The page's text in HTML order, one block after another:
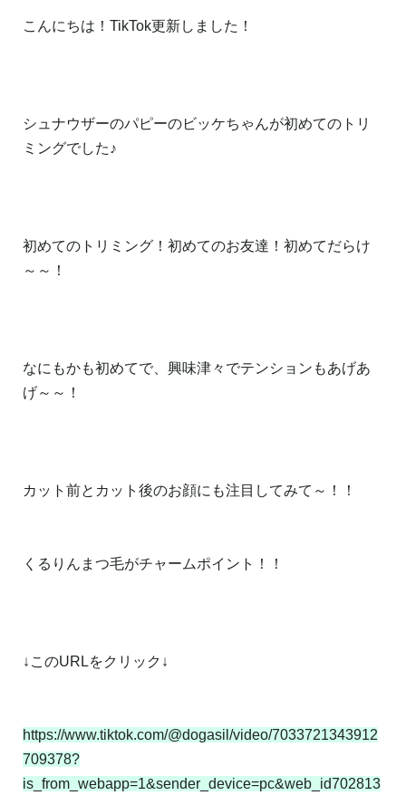
こんにちは！TikTok更新しました！
シュナウザーのパピーのビッケちゃんが初めてのトリ
ミングでした♪
初めてのトリミング！初めてのお友達！初めてだらけ
～～！
なにもかも初めてで、興味津々でテンションもあげあ
げ～～！
カット前とカット後のお顔にも注目してみて～！！
くるりんまつ毛がチャームポイント！！
↓このURLをクリック↓
https://www.tiktok.com/@dogasil/video/7033721343912
709378?
is_from_webapp=1&sender_device=pc&web_id702813